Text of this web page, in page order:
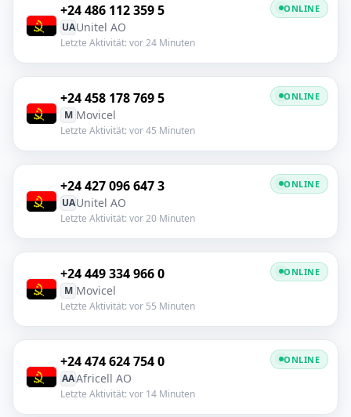
+24 486 112 359 5
UAUnitel AO
Letzte Aktivität: vor 24 Minuten
ONLINE
+24 458 178 769 5
M Movicel
Letzte Aktivität: vor 45 Minuten
ONLINE
+24 427 096 647 3
UAUnitel AO
Letzte Aktivität: vor 20 Minuten
ONLINE
+24 449 334 966 0
M Movicel
Letzte Aktivität: vor 55 Minuten
ONLINE
+24 474 624 754 0
AAAfricell AO
Letzte Aktivität: vor 14 Minuten
ONLINE